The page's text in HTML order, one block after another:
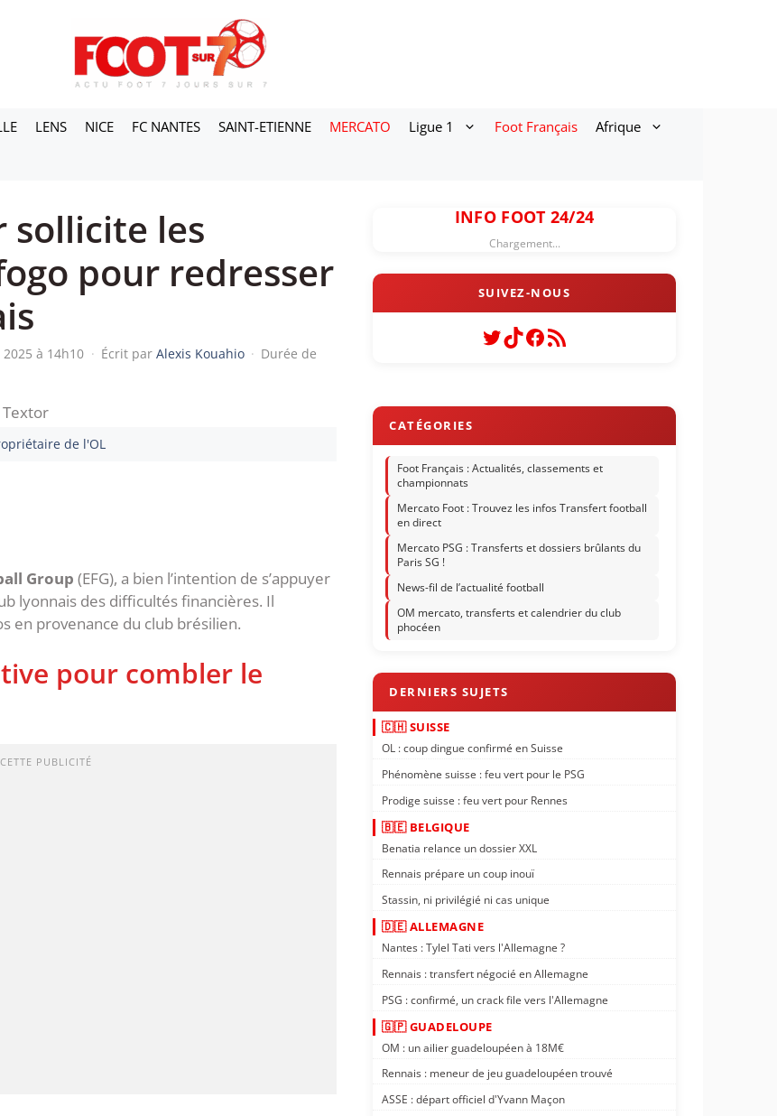
LENS NICE FC NANTES SAINT-ETIENNE MERCATO Ligue 1 Foot Français Afrique
sollicite les
pour redresser
à 14h10 · Écrit par Alexis Kouahio · Durée de
de l'OL
Group (EFG), a bien l’intention de s’appuyer
lyonnais des difficultés financières. Il
en provenance du club brésilien.
pour combler le
PUBLICITÉ
INFO FOOT 24/24
Chargement...
Twitter
TikTok
Facebook
Flux RSS
Foot Français : Actualités, classements et
championnats
Mercato Foot : Trouvez les infos Transfert football
en direct
Mercato PSG : Transferts et dossiers brûlants du
Paris SG !
News-fil de l’actualité football
OM mercato, transferts et calendrier du club
phocéen
🇨🇭 SUISSE
OL : coup dingue confirmé en Suisse
Phénomène suisse : feu vert pour le PSG
Prodige suisse : feu vert pour Rennes
🇧🇪 BELGIQUE
Benatia relance un dossier XXL
Rennais prépare un coup inouï
Stassin, ni privilégié ni cas unique
🇩🇪 ALLEMAGNE
Nantes : Tylel Tati vers l'Allemagne ?
Rennais : transfert négocié en Allemagne
PSG : confirmé, un crack file vers l'Allemagne
🇬🇵 GUADELOUPE
OM : un ailier guadeloupéen à 18M€
Rennais : meneur de jeu guadeloupéen trouvé
ASSE : départ officiel d'Yvann Maçon